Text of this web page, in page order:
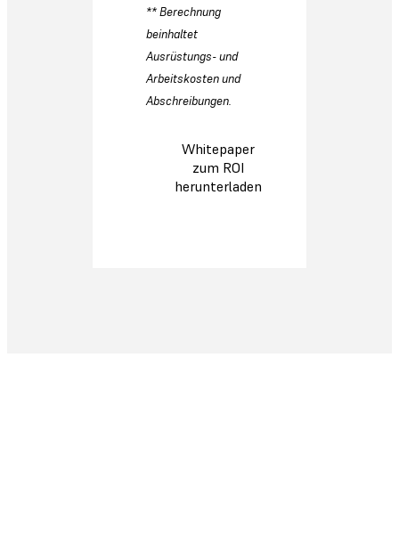
** Berechnung
beinhaltet
Ausrüstungs- und
Arbeitskosten und
Abschreibungen.
Whitepaper
zum ROI
herunterladen